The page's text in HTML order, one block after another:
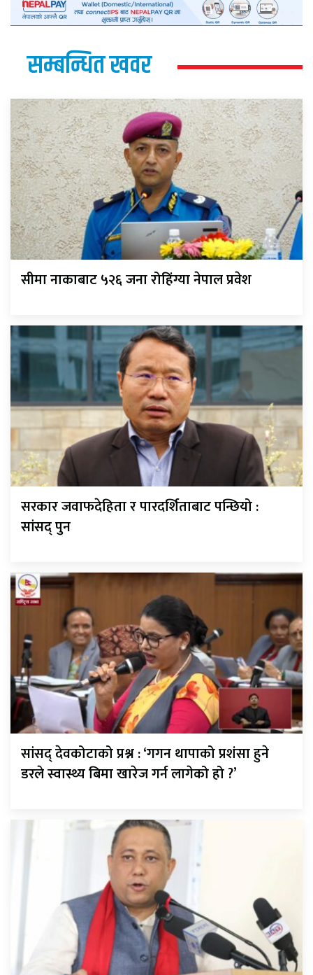
सम्बन्धित खवर
सीमा नाकाबाट ५२६ जना रोहिंग्या नेपाल प्रवेश
सरकार जवाफदेहिता र पारदर्शिताबाट पन्छियो :
सांसद् पुन
सांसद् देवकोटाको प्रश्न : ‘गगन थापाको प्रशंसा हुने
डरले स्वास्थ्य बिमा खारेज गर्न लागेको हो ?’